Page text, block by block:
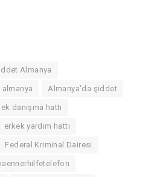
Almanya
almanya Almanya'da şiddet
danışma hattı
erkek yardım hattı
Federal Kriminal Dairesi